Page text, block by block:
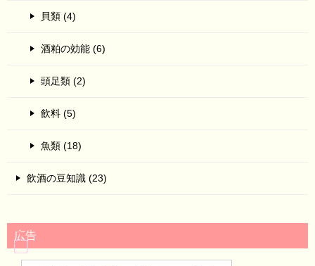
貝類 (4)
酒粕の効能 (6)
頭足類 (2)
飲料 (5)
魚類 (18)
飲酒の豆知識 (23)
広告